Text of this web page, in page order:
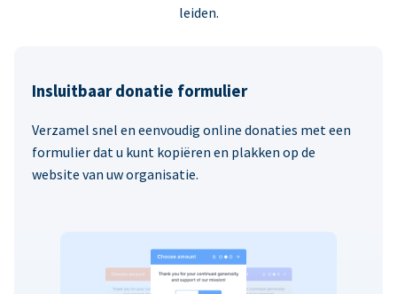
leiden.
Insluitbaar donatie formulier
Verzamel snel en eenvoudig online donaties met een
formulier dat u kunt kopiëren en plakken op de
website van uw organisatie.